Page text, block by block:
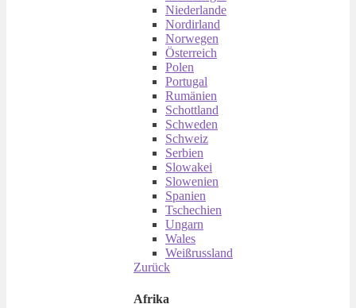
Niederlande
Nordirland
Norwegen
Österreich
Polen
Portugal
Rumänien
Schottland
Schweden
Schweiz
Serbien
Slowakei
Slowenien
Spanien
Tschechien
Ungarn
Wales
Weißrussland
Zurück
Afrika